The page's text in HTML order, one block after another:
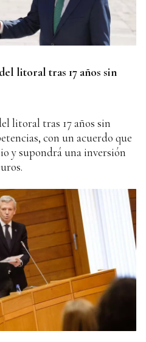
litoral tras 17 años sin
litoral tras 17 años sin
con un acuerdo que
y supondrá una inversión